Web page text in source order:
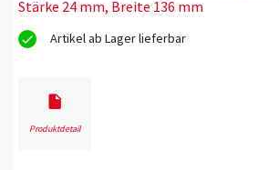
Stärke 24 mm, Breite 136 mm
Artikel ab Lager lieferbar
Produktdetail